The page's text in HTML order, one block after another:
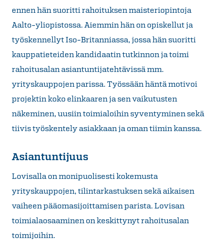
ennen hän suoritti rahoituksen maisteriopintoja
Aalto-yliopistossa. Aiemmin hän on opiskellut ja
työskennellyt Iso-Britanniassa, jossa hän suoritti
kauppatieteiden kandidaatin tutkinnon ja toimi
rahoitusalan asiantuntijatehtävissä mm.
yrityskauppojen parissa. Työssään häntä motivoi
projektin koko elinkaaren ja sen vaikutusten
näkeminen, uusiin toimialoihin syventyminen sekä
tiivis työskentely asiakkaan ja oman tiimin kanssa.
Asiantuntijuus
Lovisalla on monipuolisesti kokemusta
yrityskauppojen, tilintarkastuksen sekä aikaisen
vaiheen pääomasijoittamisen parista. Lovisan
toimialaosaaminen on keskittynyt rahoitusalan
toimijoihin.